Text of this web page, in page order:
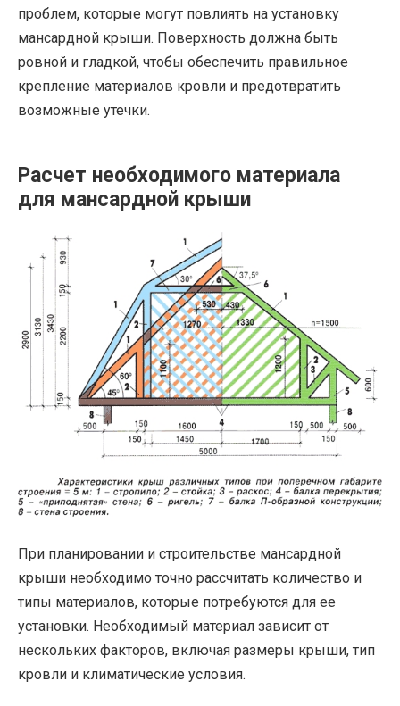
проблем, которые могут повлиять на установку
мансардной крыши. Поверхность должна быть
ровной и гладкой, чтобы обеспечить правильное
крепление материалов кровли и предотвратить
возможные утечки.
Расчет необходимого материала
для мансардной крыши
При планировании и строительстве мансардной
крыши необходимо точно рассчитать количество и
типы материалов, которые потребуются для ее
установки. Необходимый материал зависит от
нескольких факторов, включая размеры крыши, тип
кровли и климатические условия.